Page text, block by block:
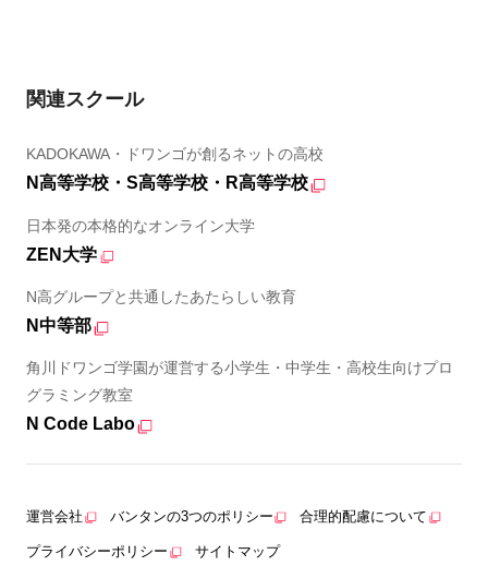
関連スクール
KADOKAWA・ドワンゴが創るネットの高校
N高等学校・S高等学校・R高等学校
日本発の本格的なオンライン大学
ZEN大学
N高グループと共通したあたらしい教育
N中等部
角川ドワンゴ学園が運営する小学生・中学生・高校生向けプロ
グラミング教室
N Code Labo
運営会社 バンタンの3つのポリシー 合理的配慮について
プライバシーポリシー サイトマップ